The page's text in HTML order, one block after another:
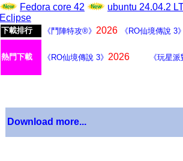
Fedora core 42
ubuntu 24.04.2
Eclipse
下載排行 《鬥陣特攻®》 2026 《RO仙境傳說 3
熱門下載 《RO仙境傳說 3》 2026 《玩星
Download more...